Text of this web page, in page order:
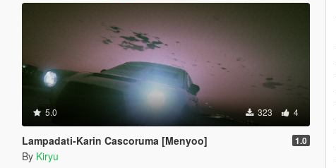
5.0 323 4
Lampadati-Karin Cascoruma [Menyoo] 1.0
By Kiryu